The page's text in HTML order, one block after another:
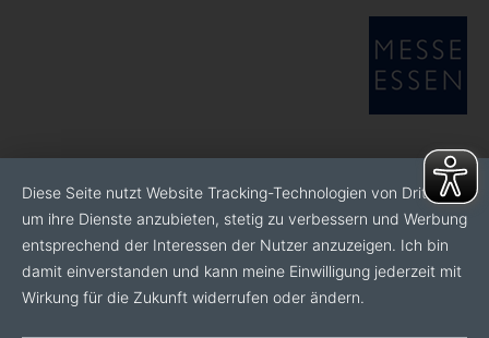
Diese Seite nutzt Website Tracking-Technologien von Dritten,
um ihre Dienste anzubieten, stetig zu verbessern und Werbung
entsprechend der Interessen der Nutzer anzuzeigen. Ich bin
damit einverstanden und kann meine Einwilligung jederzeit mit
Wirkung für die Zukunft widerrufen oder ändern.